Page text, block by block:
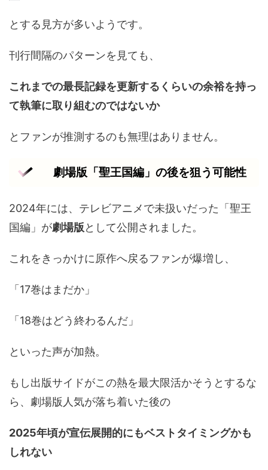
とする見方が多いようです。
刊行間隔のパターンを見ても、
これまでの最長記録を更新するくらいの余裕を持っ
て執筆に取り組むのではないか
とファンが推測するのも無理はありません。
劇場版「聖王国編」の後を狙う可能性
2024年には、テレビアニメで未扱いだった「聖王
国編」が劇場版として公開されました。
これをきっかけに原作へ戻るファンが爆増し、
「17巻はまだか」
「18巻はどう終わるんだ」
といった声が加熱。
もし出版サイドがこの熱を最大限活かそうとするな
ら、劇場版人気が落ち着いた後の
2025年頃が宣伝展開的にもベストタイミングかも
しれない